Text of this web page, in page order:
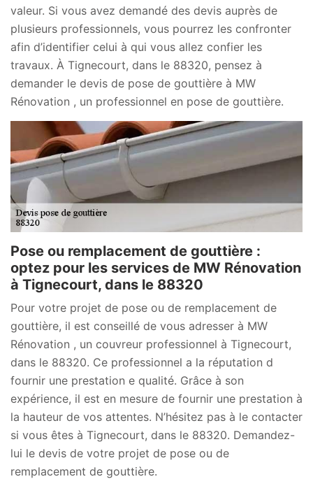
valeur. Si vous avez demandé des devis auprès de
plusieurs professionnels, vous pourrez les confronter
afin d’identifier celui à qui vous allez confier les
travaux. À Tignecourt, dans le 88320, pensez à
demander le devis de pose de gouttière à MW
Rénovation , un professionnel en pose de gouttière.
Pose ou remplacement de gouttière :
optez pour les services de MW Rénovation
à Tignecourt, dans le 88320
Pour votre projet de pose ou de remplacement de
gouttière, il est conseillé de vous adresser à MW
Rénovation , un couvreur professionnel à Tignecourt,
dans le 88320. Ce professionnel a la réputation d
fournir une prestation e qualité. Grâce à son
expérience, il est en mesure de fournir une prestation à
la hauteur de vos attentes. N’hésitez pas à le contacter
si vous êtes à Tignecourt, dans le 88320. Demandez-
lui le devis de votre projet de pose ou de
remplacement de gouttière.